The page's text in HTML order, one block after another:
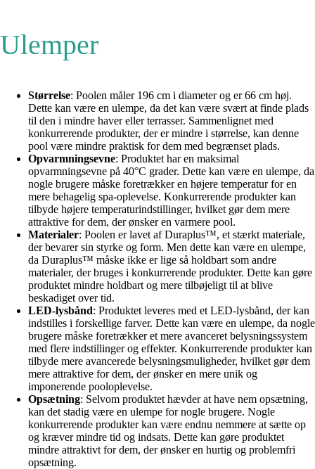
Ulemper
Størrelse: Poolen måler 196 cm i diameter og er 66 cm høj.
Dette kan være en ulempe, da det kan være svært at finde plads
til den i mindre haver eller terrasser. Sammenlignet med
konkurrerende produkter, der er mindre i størrelse, kan denne
pool være mindre praktisk for dem med begrænset plads.
Opvarmningsevne: Produktet har en maksimal
opvarmningsevne på 40°C grader. Dette kan være en ulempe, da
nogle brugere måske foretrækker en højere temperatur for en
mere behagelig spa-oplevelse. Konkurrerende produkter kan
tilbyde højere temperaturindstillinger, hvilket gør dem mere
attraktive for dem, der ønsker en varmere pool.
Materialer: Poolen er lavet af Duraplus™, et stærkt materiale,
der bevarer sin styrke og form. Men dette kan være en ulempe,
da Duraplus™ måske ikke er lige så holdbart som andre
materialer, der bruges i konkurrerende produkter. Dette kan gøre
produktet mindre holdbart og mere tilbøjeligt til at blive
beskadiget over tid.
LED-lysbånd: Produktet leveres med et LED-lysbånd, der kan
indstilles i forskellige farver. Dette kan være en ulempe, da nogle
brugere måske foretrækker et mere avanceret belysningssystem
med flere indstillinger og effekter. Konkurrerende produkter kan
tilbyde mere avancerede belysningsmuligheder, hvilket gør dem
mere attraktive for dem, der ønsker en mere unik og
imponerende pooloplevelse.
Opsætning: Selvom produktet hævder at have nem opsætning,
kan det stadig være en ulempe for nogle brugere. Nogle
konkurrerende produkter kan være endnu nemmere at sætte op
og kræver mindre tid og indsats. Dette kan gøre produktet
mindre attraktivt for dem, der ønsker en hurtig og problemfri
opsætning.